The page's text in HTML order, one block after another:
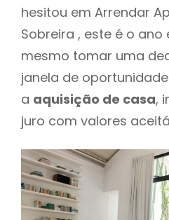
hesitou em Arrendar
Sobreira , este é o ano
mesmo tomar uma
janela de
a aquisição de casa,
juro com valores